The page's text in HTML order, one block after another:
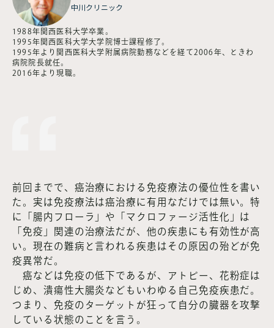
中川クリニック
1988年関西医科大学卒業。
1995年関西医科大学大学院博士課程修了。
1995年より関西医科大学附属病院勤務などを経て2006年、ときわ
病院院長就任。
2016年より現職。
前回までで、癌治療における免疫療法の優位性を書い
た。実は免疫療法は癌治療に有用なだけでは無い。特
に「腸内フローラ」や「マクロファージ活性化」は
「免疫」関連の治療法だが、他の疾患にも有効性が高
い。現在の難病と言われる疾患はその原因の殆どが免
疫異常だ。
癌などは免疫の低下であるが、アトピー、花粉症は
じめ、潰瘍性大腸炎などもいわゆる自己免疫疾患だ。
つまり、免疫のターゲットが狂って自分の臓器を攻撃
している状態のことを言う。